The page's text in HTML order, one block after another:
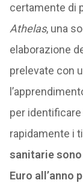
certamente di
Athelas, una
elaborazione
prelevate con
per
rapidamente i
sanitarie
Euro all’anno